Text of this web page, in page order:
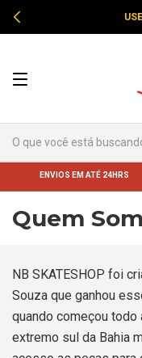
ENVIOS EM ATÉ 24HRS
Quem
NB SKATESHOP foi
Souza que ganhou
quando começou
extremo sul da Bahia